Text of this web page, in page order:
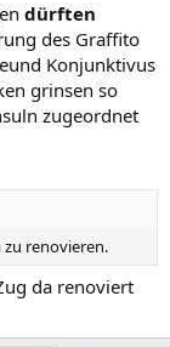
dürften
des Graffito
Konjunktivus
grinsen so
zugeordnet
zu renovieren.
da renoviert